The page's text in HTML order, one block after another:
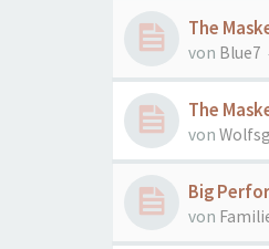
The
von Blue7
The
von
Big
von